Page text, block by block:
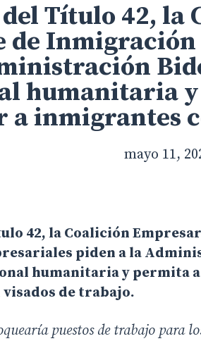
Título 42, la
de
humanitaria y
inmigrantes
mayo 11,
42, la Coalición
piden a la
humanitaria y permita
de trabajo.
puestos de trabajo para